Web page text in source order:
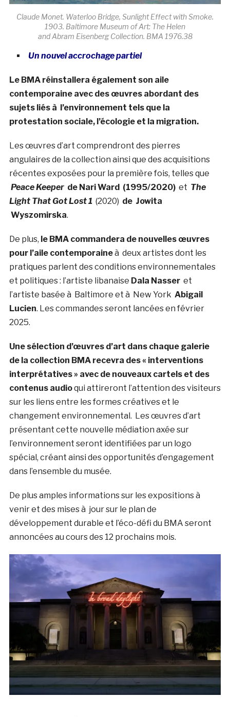
Claude Monet. Waterloo Bridge, Sunlight Effect with Smoke.
1903. Baltimore Museum of Art: The Helen
and Abram Eisenberg Collection. BMA 1976.38
Un nouvel accrochage partiel
Le BMA réinstallera également son aile
contemporaine avec des œuvres abordant des
sujets liés à l’environnement tels que la
protestation sociale, l’écologie et la migration.
Les œuvres d’art comprendront des pierres
angulaires de la collection ainsi que des acquisitions
récentes exposées pour la première fois, telles que
Peace Keeperde Nari Ward (1995/2020)et The
Light That Got Lost 1(2020) de Jowita
Wyszomirska.
De plus, le BMA commandera de nouvelles œuvres
pour l’aile contemporaineà deux artistes dont les
pratiques parlent des conditions environnementales
et politiques : l’artiste libanaise Dala Nasseret
l’artiste basée à Baltimore et à New York Abigail
Lucien. Les commandes seront lancées en février
2025.
Une sélection d’œuvres d’art dans chaque galerie
de la collection BMA recevra des « interventions
interprétatives » avec de nouveaux cartels et des
contenus audioqui attireront l’attention des visiteurs
sur les liens entre les formes créatives et le
changement environnemental. Les œuvres d’art
présentant cette nouvelle médiation axée sur
l’environnement seront identifiées par un logo
spécial, créant ainsi des opportunités d’engagement
dans l’ensemble du musée.
De plus amples informations sur les expositions à
venir et des mises à jour sur le plan de
développement durable et l’éco-défi du BMA seront
annoncées au cours des 12 prochains mois.